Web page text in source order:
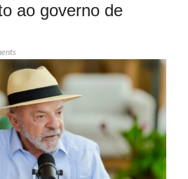
ao governo de